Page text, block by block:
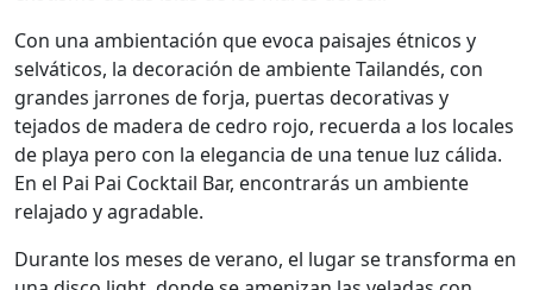
Con una ambientación que evoca paisajes étnicos y
selváticos, la decoración de ambiente Tailandés, con
grandes jarrones de forja, puertas decorativas y
tejados de madera de cedro rojo, recuerda a los locales
de playa pero con la elegancia de una tenue luz cálida.
En el Pai Pai Cocktail Bar, encontrarás un ambiente
relajado y agradable.
Durante los meses de verano, el lugar se transforma en